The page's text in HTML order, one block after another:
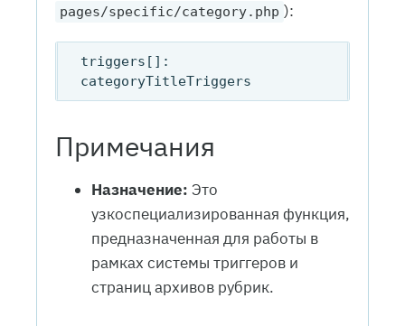
pages/specific/category.php ):
triggers[]:
Примечания
Назначение: Это
узкоспециализированная функция,
предназначенная для работы в
рамках системы триггеров и
страниц архивов рубрик.